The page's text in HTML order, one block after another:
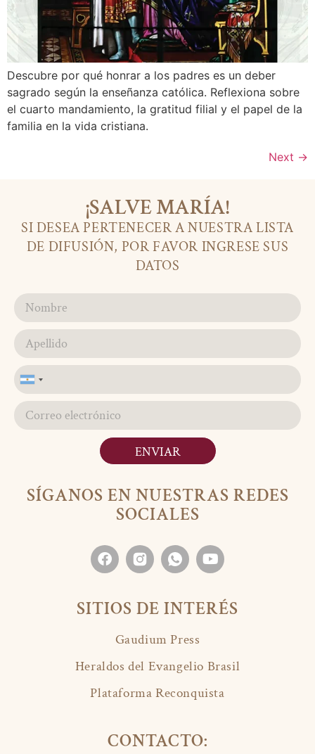
Descubre por qué honrar a los padres es un deber
sagrado según la enseñanza católica. Reflexiona sobre
el cuarto mandamiento, la gratitud filial y el papel de la
familia en la vida cristiana.
Next →
CONTACTO:
SÍGANOS EN NUESTRAS REDES
SOCIALES
SITIOS DE INTERÉS
Gaudium Press
Heraldos del Evangelio Brasil
Plataforma Reconquista
¡SALVE MARÍA!
SI DESEA PERTENECER A NUESTRA LISTA
DE DIFUSIÓN, POR FAVOR INGRESE SUS
DATOS
Argentina
ENVIAR